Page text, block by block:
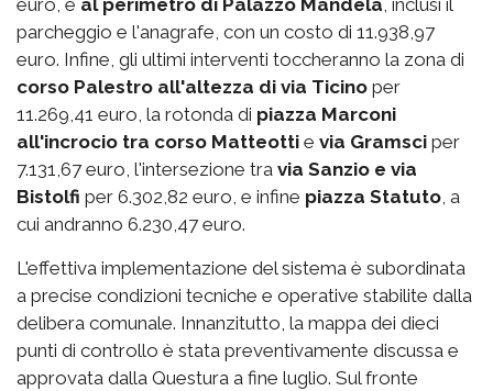
euro, e al perimetro di Palazzo Mandela, inclusi il
parcheggio e l'anagrafe, con un costo di 11.938,97
euro. Infine, gli ultimi interventi toccheranno la zona di
corso Palestro all'altezza di via Ticino per
11.269,41 euro, la rotonda di piazza Marconi
all'incrocio tra corso Matteotti e via Gramsci per
7.131,67 euro, l'intersezione tra via Sanzio e via
Bistolfi per 6.302,82 euro, e infine piazza Statuto, a
cui andranno 6.230,47 euro.
L'effettiva implementazione del sistema è subordinata
a precise condizioni tecniche e operative stabilite dalla
delibera comunale. Innanzitutto, la mappa dei dieci
punti di controllo è stata preventivamente discussa e
approvata dalla Questura a fine luglio. Sul fronte